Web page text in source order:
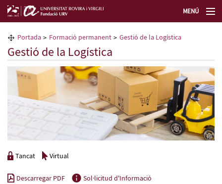
MENÚ
La Fundació URV
Formació permanent
Transferència de tecnologia
Seleccioneu idioma
Portada Formació permanent Gestió de la Logística
Gestió de la Logística
Tancat Virtual
Descarregar PDF Sol·licitud d'Informació